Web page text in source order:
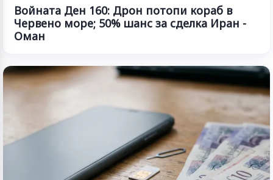
Войната Ден 160: Дрон потопи кораб в
Червено море; 50% шанс за сделка Иран -
Оман